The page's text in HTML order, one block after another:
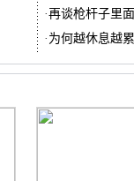
·再谈枪杆子里
· 为何越休息越